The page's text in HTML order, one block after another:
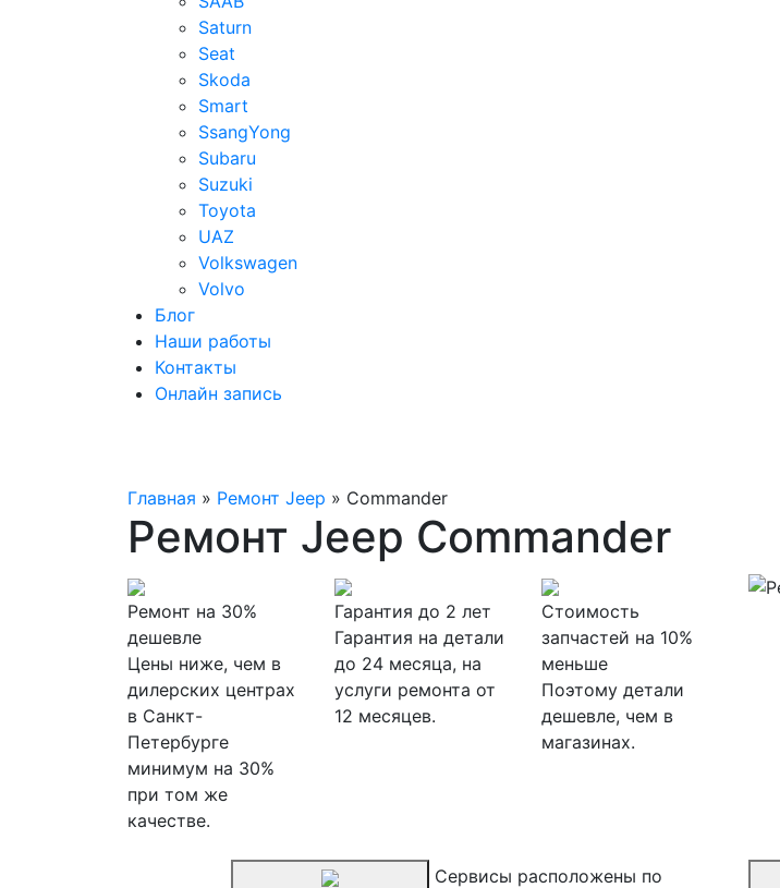
Saturn
Seat
Skoda
Smart
SsangYong
Subaru
Suzuki
Toyota
UAZ
Volkswagen
Volvo
Блог
Наши работы
Контакты
Онлайн запись
Главная » Ремонт Jeep » Commander
Ремонт Jeep Commander
Ремонт на 30%
дешевле
Цены ниже, чем в
дилерских центрах
в Санкт-
Петербурге
минимум на 30%
при том же
качестве.
Гарантия до 2 лет
Гарантия на детали
до 24 месяца, на
услуги ремонта от
12 месяцев.
Стоимость
запчастей на 10%
меньше
Поэтому детали
дешевле, чем в
магазинах.
Сервисы расположены по